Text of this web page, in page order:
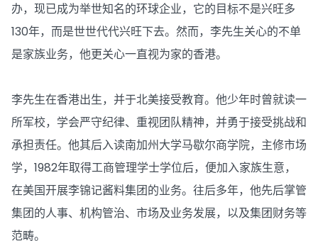
办，现已成为举世知名的环球企业，它的目标不是兴旺多
130年，而是世世代代兴旺下去。然而，李先生关心的不单
是家族业务，他更关心一直视为家的香港。
李先生在香港出生，并于北美接受教育。他少年时曾就读一
所军校，学会严守纪律、重视团队精神，并勇于接受挑战和
承担责任。他其后入读南加州大学马歇尔商学院，主修市场
学，1982年取得工商管理学士学位后，便加入家族生意，
在美国开展李锦记酱料集团的业务。往后多年，他先后掌管
集团的人事、机构管治、市场及业务发展，以及集团财务等
范畴。